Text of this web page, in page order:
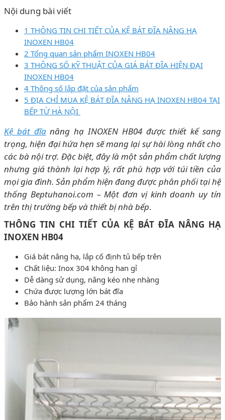
Nội dung bài viết
1 THÔNG TIN CHI TIẾT CỦA KỆ BÁT ĐĨA NÂNG HẠ
INOXEN HB04
2 Tổng quan sản phẩm INOXEN HB04
3 THÔNG SỐ KỸ THUẬT CỦA GIÁ BÁT ĐĨA HIỆN ĐẠI
INOXEN HB04
4 Thông số lắp đặt của sản phẩm
5 ĐỊA CHỈ MUA KỆ BÁT ĐĨA NÂNG HẠ INOXEN HB04 TẠI
BẾP TỪ HÀ NỘI
Kệ bát đĩanâng hạ INOXEN HB04 được thiết kế sang
trọng, hiện đại hứa hẹn sẽ mang lại sự hài lòng nhất cho
các bà nội trợ. Đặc biệt, đây là một sản phẩm chất lượng
nhưng giá thành lại hợp lý, rất phù hợp với túi tiền của
mọi gia đình. Sản phẩm hiện đang được phân phối tại hệ
thống Beptuhanoi.com – Một đơn vị kinh doanh uy tín
trên thị trường bếp và thiết bị nhà bếp.
THÔNG TIN CHI TIẾT CỦA KỆ BÁT ĐĨA NÂNG HẠ
INOXEN HB04
Giá bát nâng hạ, lắp cố định tủ bếp trên
Chất liệu: Inox 304 không han gỉ
Dễ dàng sử dụng, nâng kéo nhẹ nhàng
Chứa được lượng lớn bát đĩa
Bảo hành sản phẩm 24 tháng